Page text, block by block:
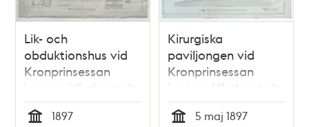
Lik- och
obduktionshus vid
Kronprinsessan
Lovisas Vårdanstalt
för sjuka barn -
ritning 1897
1897
Kirurgiska
paviljongen vid
Kronprinsessan
Lovisas Vårdanstalt
för sjuka barn -
ritning 1897
5 maj 1897